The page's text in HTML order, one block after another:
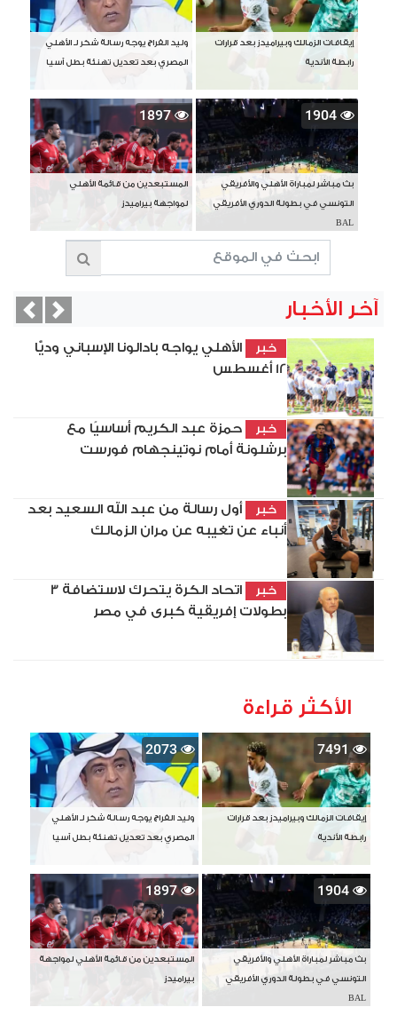
إيقافات الزمالك وبيراميدز بعد قرارات
رابطة الأندية
وليد الفراج يوجه رسالة شكر لـ الأهلي
المصري بعد تعديل تهنئة بطل آسيا
1904
بث مباشر لمباراة الأهلي والأفريقي
التونسي في بطولة الدوري الأفريقي
BAL
1897
المستبعدين من قائمة الأهلي
لمواجهة بيراميدز
آخر الأخبار
خبر
الأهلي يواجه بادالونا الإسباني وديًّا
12 أغسطس
خبر
حمزة عبد الكريم أساسيًا مع
برشلونة أمام نوتينجهام فورست
خبر
أول رسالة من عبد الله السعيد بعد
أنباء عن تغيبه عن مران الزمالك
خبر
اتحاد الكرة يتحرك لاستضافة 3
بطولات إفريقية كبرى في مصر
Next
الأكثر قراءة
7491
إيقافات الزمالك وبيراميدز بعد قرارات
رابطة الأندية
2073
وليد الفراج يوجه رسالة شكر لـ الأهلي
المصري بعد تعديل تهنئة بطل آسيا
1904
بث مباشر لمباراة الأهلي والأفريقي
التونسي في بطولة الدوري الأفريقي
BAL
1897
المستبعدين من قائمة الأهلي لمواجهة
بيراميدز